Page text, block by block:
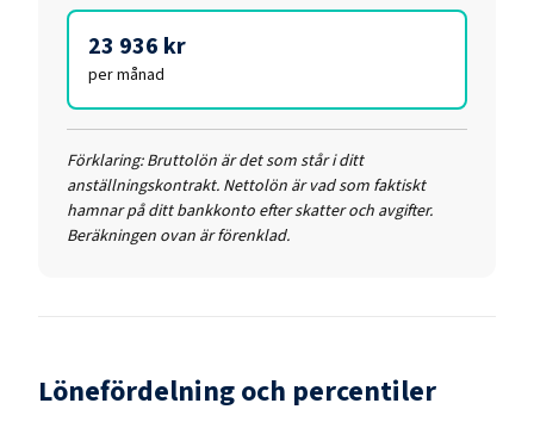
23 936 kr
per månad
Förklaring: Bruttolön är det som står i ditt
anställningskontrakt. Nettolön är vad som faktiskt
hamnar på ditt bankkonto efter skatter och avgifter.
Beräkningen ovan är förenklad.
Lönefördelning och percentiler